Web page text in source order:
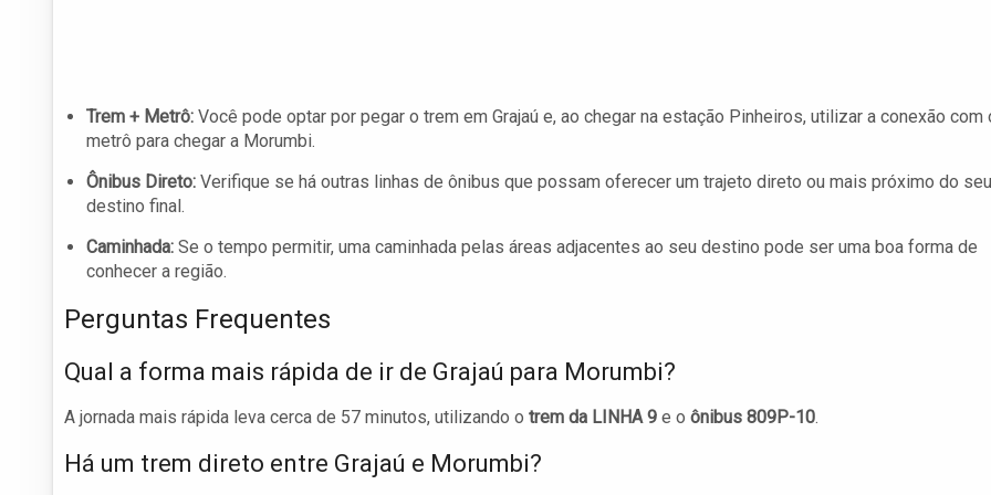
Trem + Metrô: Você pode optar por pegar o trem em Grajaú e, ao chegar na estação Pinheiros, utilizar a conexão com
metrô para chegar a Morumbi.
Ônibus Direto: Verifique se há outras linhas de ônibus que possam oferecer um trajeto direto ou mais próximo do seu
destino final.
Caminhada: Se o tempo permitir, uma caminhada pelas áreas adjacentes ao seu destino pode ser uma boa forma de
conhecer a região.
Perguntas Frequentes
Qual a forma mais rápida de ir de Grajaú para Morumbi?
A jornada mais rápida leva cerca de 57 minutos, utilizando o trem da LINHA 9 e o ônibus 809P-10.
Há um trem direto entre Grajaú e Morumbi?